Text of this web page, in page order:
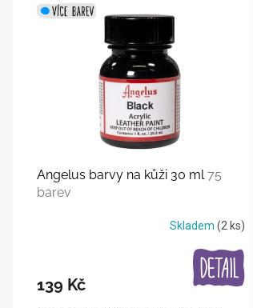
Angelus barvy na kůži 30 ml75
barev
Skladem (2 ks)
139 Kč